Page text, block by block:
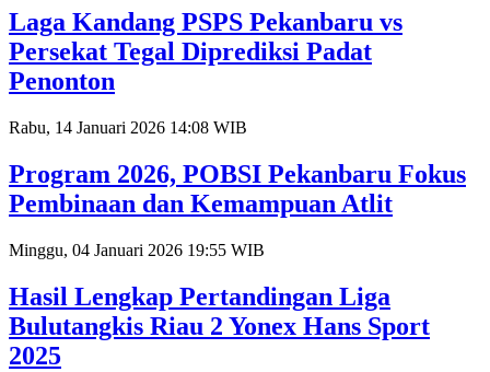
Laga Kandang PSPS Pekanbaru vs
Persekat Tegal Diprediksi Padat
Penonton
Rabu, 14 Januari 2026 14:08 WIB
Program 2026, POBSI Pekanbaru Fokus
Pembinaan dan Kemampuan Atlit
Minggu, 04 Januari 2026 19:55 WIB
Hasil Lengkap Pertandingan Liga
Bulutangkis Riau 2 Yonex Hans Sport
2025